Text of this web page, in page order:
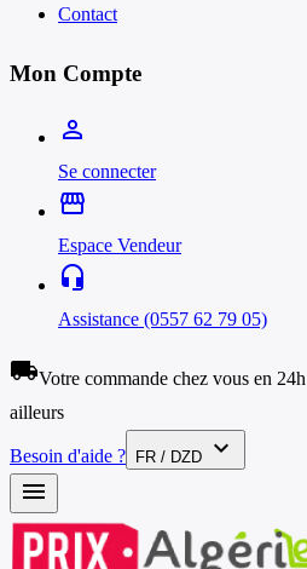
Contact
Mon Compte
person_outline
Se connecter
storefront
Espace Vendeur
headset_mic
Assistance (0557 62 79 05)
local_shippingVotre commande chez vous en
ailleurs
Besoin d'aide ? FR / DZD
expand_more
menu